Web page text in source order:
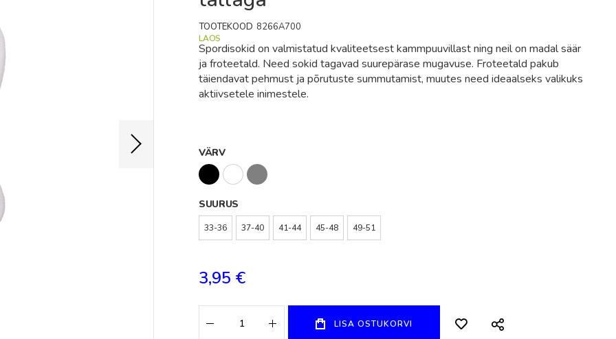
Spordisokid on valmistatud kvaliteetsest kammpuuvillast ning neil on madal säär
ja froteetald. Need sokid tagavad suurepärase mugavuse. Froteetald pakub
täiendavat pehmust ja põrutuste summutamist, muutes need ideaalseks valikuks
aktiivsetele inimestele.
LAOS
TOOTEKOOD 8266A700
VÄRV
SUURUS
33-36 37-40 41-44 45-48 49-51
3,95 €
LISA OSTUKORVI